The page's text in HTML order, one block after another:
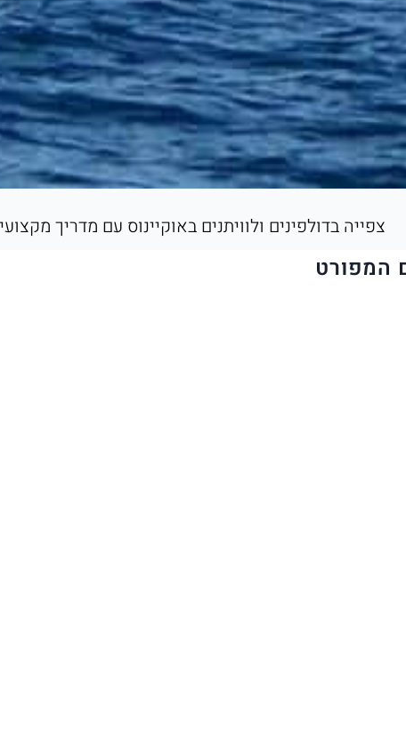
צפייה בדולפינים ולוויתנים באוקיינוס עם מדריך
המפורט